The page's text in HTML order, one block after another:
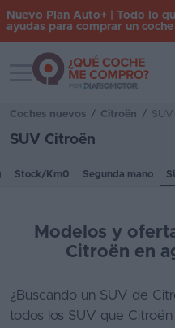
Iniciar
Stock
Nuevo Plan Auto+ | Todo lo
ayudas para comprar un coche
Toggle navigation
Coches nuevos / Citroën / SUV
SUV Citroën
Stock/Km0 Segunda mano
Modelos y
Citroën en
¿Buscando un SUV de
todos los SUV que